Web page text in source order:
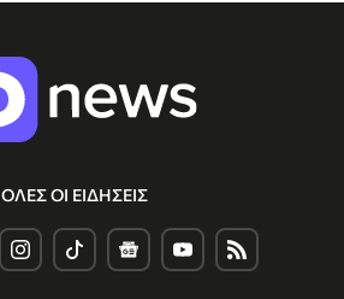
ΟΛΕΣ ΟΙ ΕΙΔΗΣΕΙΣ